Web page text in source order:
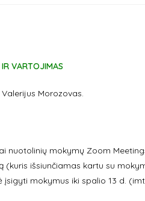
VARTOJIMAS
Morozovas.
nuotolinių mokymų Zoom
(kuris išsiunčiamas kartu su
mokymus iki spalio 13 d.